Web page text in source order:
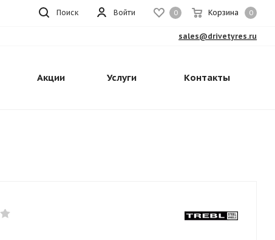
0 Корзина 0
Войти
Поиск
sales@drivetyres.ru
Акции Услуги Контакты